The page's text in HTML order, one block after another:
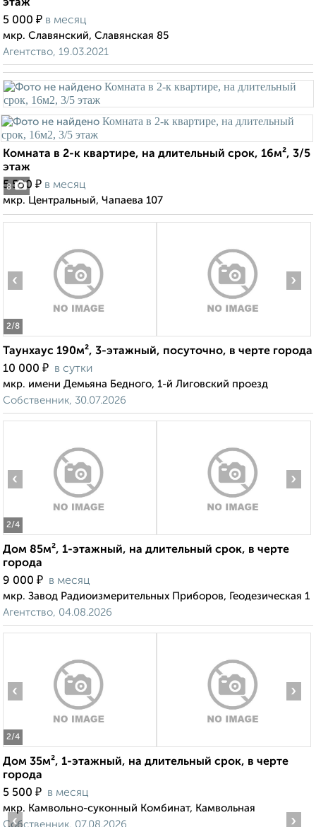
этаж
5 000 ₽ в месяц
мкр. Славянский, Славянская 85
Агентство, 19.03.2021
8
Комната в 2-к квартире, на длительный срок, 16м², 3/5
этаж
5 500 ₽ в месяц
мкр. Центральный, Чапаева 107
2/8
‹ ›
Таунхаус 190м², 3-этажный, посуточно, в черте города
10 000 ₽ в сутки
мкр. имени Демьяна Бедного, 1-й Лиговский проезд
Собственник, 30.07.2026
2/4
‹ ›
Дом 85м², 1-этажный, на длительный срок, в черте
города
9 000 ₽ в месяц
мкр. Завод Радиоизмерительных Приборов, Геодезическая 1
Агентство, 04.08.2026
2/4
‹ ›
Дом 35м², 1-этажный, на длительный срок, в черте
города
5 500 ₽ в месяц
мкр. Камвольно-суконный Комбинат, Камвольная
Собственник, 07.08.2026
‹ ›